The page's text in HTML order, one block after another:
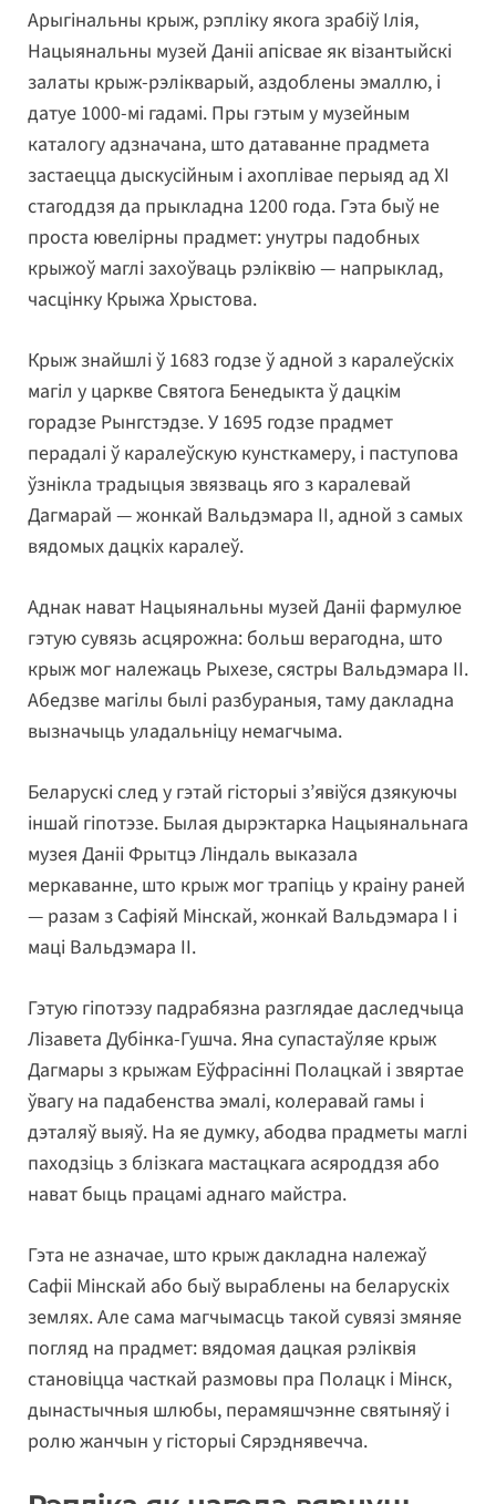
Арыгінальны крыж, рэпліку якога зрабіў Ілія,
Нацыянальны музей Даніі апісвае як візантыйскі
залаты крыж-рэлікварый, аздоблены эмаллю, і
датуе 1000-мі гадамі. Пры гэтым у музейным
каталогу адзначана, што датаванне прадмета
застаецца дыскусійным і ахоплівае перыяд ад XI
стагоддзя да прыкладна 1200 года. Гэта быў не
проста ювелірны прадмет: унутры падобных
крыжоў маглі захоўваць рэліквію — напрыклад,
часцінку Крыжа Хрыстова.
Крыж знайшлі ў 1683 годзе ў адной з каралеўскіх
магіл у царкве Святога Бенедыкта ў дацкім
горадзе Рынгстэдзе. У 1695 годзе прадмет
перадалі ў каралеўскую кунсткамеру, і паступова
ўзнікла традыцыя звязваць яго з каралевай
Дагмарай — жонкай Вальдэмара II, адной з самых
вядомых дацкіх каралеў.
Аднак нават Нацыянальны музей Даніі фармулюе
гэтую сувязь асцярожна: больш верагодна, што
крыж мог належаць Рыхезе, сястры Вальдэмара II.
Абедзве магілы былі разбураныя, таму дакладна
вызначыць уладальніцу немагчыма.
Беларускі след у гэтай гісторыі з’явіўся дзякуючы
іншай гіпотэзе. Былая дырэктарка Нацыянальнага
музея Даніі Фрытцэ Ліндаль выказала
меркаванне, што крыж мог трапіць у краіну раней
— разам з Сафіяй Мінскай, жонкай Вальдэмара I і
маці Вальдэмара II.
Гэтую гіпотэзу падрабязна разглядае даследчыца
Лізавета Дубінка-Гушча. Яна супастаўляе крыж
Дагмары з крыжам Еўфрасінні Полацкай і звяртае
ўвагу на падабенства эмалі, колеравай гамы і
дэталяў выяў. На яе думку, абодва прадметы маглі
паходзіць з блізкага мастацкага асяроддзя або
нават быць працамі аднаго майстра.
Гэта не азначае, што крыж дакладна належаў
Сафіі Мінскай або быў выраблены на беларускіх
землях. Але сама магчымасць такой сувязі змяняе
погляд на прадмет: вядомая дацкая рэліквія
становіцца часткай размовы пра Полацк і Мінск,
дынастычныя шлюбы, перамяшчэнне святыняў і
ролю жанчын у гісторыі Сярэднявечча.